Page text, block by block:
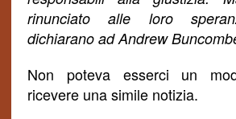
rinunciato alle loro
dichiarano adAndrew
Non poteva esserci un
ricevere una simile notizia.